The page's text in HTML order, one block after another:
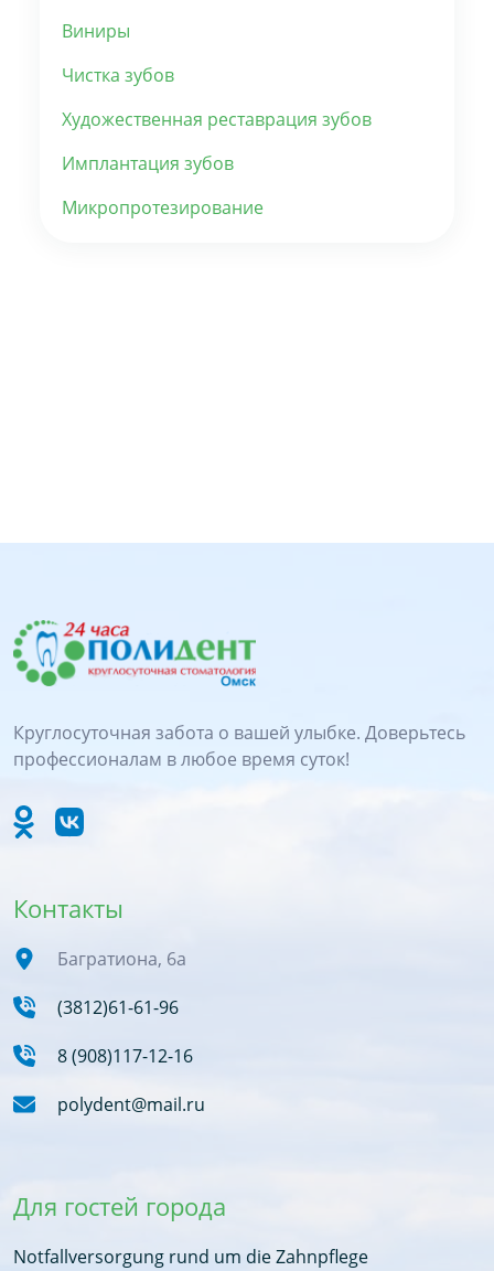
Виниры
Чистка зубов
Художественная реставрация зубов
Имплантация зубов
Микропротезирование
Круглосуточная забота о вашей улыбке. Доверьтесь
профессионалам в любое время суток!
Контакты
Багратиона, 6а
(3812)61-61-96
8 (908)117-12-16
polydent@mail.ru
Для гостей города
Notfallversorgung rund um die Zahnpflege